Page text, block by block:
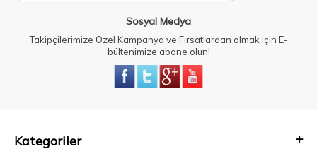
Sosyal Medya
Takipçilerimize Özel Kampanya ve Fırsatlardan olmak için E-
bültenimize abone olun!
Kategoriler